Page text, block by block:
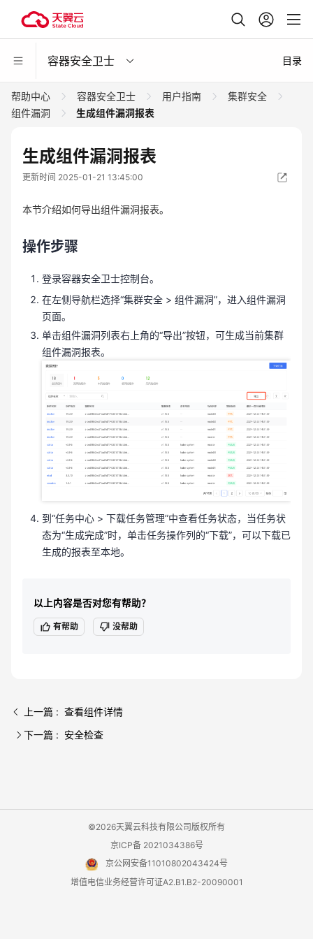
容器安全卫士 目录
帮助中心 容器安全卫士 用户指南
集群安全
组件漏洞
生成组件漏洞报表
生成组件漏洞报表
更新时间 2025-01-21 13:45:00
本节介绍如何导出组件漏洞报表。
操作步骤
登录容器安全卫士控制台。
在左侧导航栏选择“集群安全 > 组件漏洞”，进入组件漏洞
页面。
单击组件漏洞列表右上角的“导出”按钮，可生成当前集群
组件漏洞报表。
到“任务中心 > 下载任务管理”中查看任务状态，
当任务状
态为“生成完成”时，单击任务操作列的“下载”，可以下载已
生成的报表至本地。
以上内容是否对您有帮助？
有帮助 没帮助
上一篇 : 查看组件详情
下一篇 : 安全检查
©2026天翼云科技有限公司版权所有
京ICP备 2021034386号
京公网安备11010802043424号
增值电信业务经营许可证A2.B1.B2-20090001